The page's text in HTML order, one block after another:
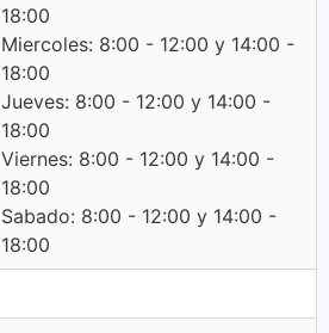
18:00
Miercoles: 8:00 - 12:00 y 14:00 -
18:00
Jueves: 8:00 - 12:00 y 14:00 -
18:00
Viernes: 8:00 - 12:00 y 14:00 -
18:00
Sabado: 8:00 - 12:00 y 14:00 -
18:00